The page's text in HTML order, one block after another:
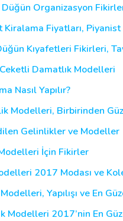
Organizasyon
Kiralama Fiyatları,
Kıyafetleri Fikirleri,
Damatlık Modelleri
Nasıl Yapılır?
Modelleri, Birbirinden
Gelinlikler ve Modeller
İçin Fikirler
2017 Modası ve
Yapılışı ve En
Modelleri 2017’nin En